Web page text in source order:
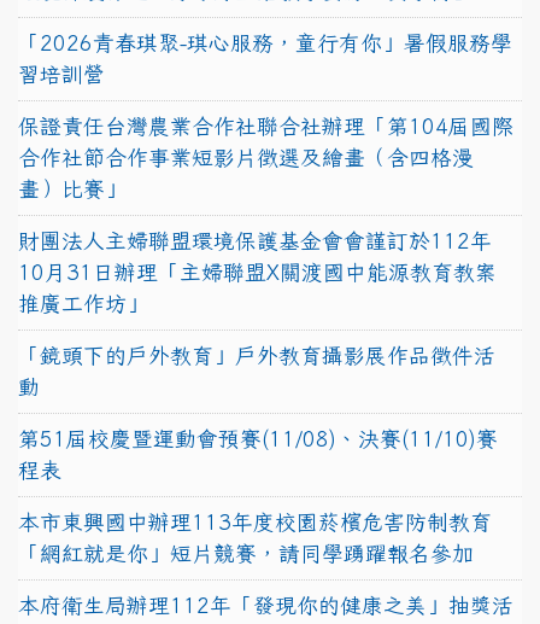
「2026青春琪聚-琪心服務，童行有你」暑假服務學
習培訓營
保證責任台灣農業合作社聯合社辦理「第104屆國際
合作社節合作事業短影片徵選及繪畫（含四格漫
畫）比賽」
財團法人主婦聯盟環境保護基金會會謹訂於112年
10月31日辦理「主婦聯盟X關渡國中能源教育教案
推廣工作坊」
「鏡頭下的戶外教育」戶外教育攝影展作品徵件活
動
第51屆校慶暨運動會預賽(11/08)、決賽(11/10)賽
程表
本市東興國中辦理113年度校園菸檳危害防制教育
「網紅就是你」短片競賽，請同學踴躍報名參加
本府衛生局辦理112年「發現你的健康之美」抽獎活